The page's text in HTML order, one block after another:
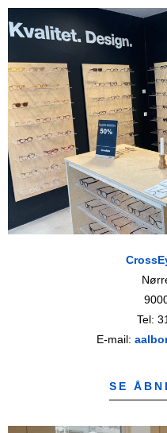
mig til at føle mig set,
mig lige med det
professionel
forståelse for, hvad
af flotte briller, og
skulle sidde rigtigt,
Tel:
E-mail:
SE